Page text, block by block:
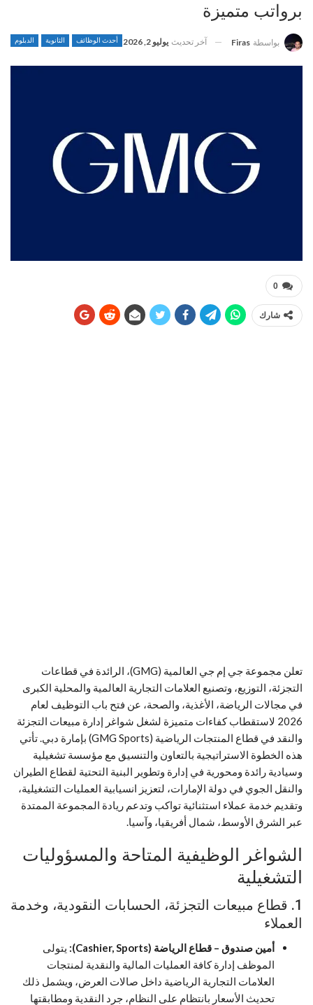
برواتب متميزة
أحدث الوظائف الثانوية الدبلوم بواسطة Firas آخر تحديث يوليو 2, 2026
0
شارك
تعلن مجموعة جي إم جي العالمية (GMG)، الرائدة في قطاعات
التجزئة، التوزيع، وتصنيع العلامات التجارية العالمية والمحلية الكبرى
في مجالات الرياضة، الأغذية، والصحة، عن فتح باب التوظيف لعام
2026 لاستقطاب كفاءات متميزة لشغل شواغر إدارة مبيعات التجزئة
والنقد في قطاع المنتجات الرياضية (GMG Sports) بإمارة دبي. تأتي
هذه الخطوة الاستراتيجية بالتعاون والتنسيق مع مؤسسة تشغيلية
وسيادية رائدة ومحورية في إدارة وتطوير البنية التحتية لقطاع الطيران
والنقل الجوي في دولة الإمارات، لتعزيز انسيابية العمليات التشغيلية،
وتقديم خدمة عملاء استثنائية تواكب وتدعم ريادة المجموعة الممتدة
عبر الشرق الأوسط، شمال أفريقيا، وآسيا.
الشواغر الوظيفية المتاحة والمسؤوليات
التشغيلية
1. قطاع مبيعات التجزئة، الحسابات النقودية، وخدمة
العملاء
أمين صندوق – قطاع الرياضة (Cashier, Sports):
يتولى
الموظف إدارة كافة العمليات المالية والنقدية لمنتجات
العلامات التجارية الرياضية داخل صالات العرض، ويشمل ذلك
تحديث الأسعار بانتظام على النظام، جرد النقدية ومطابقتها